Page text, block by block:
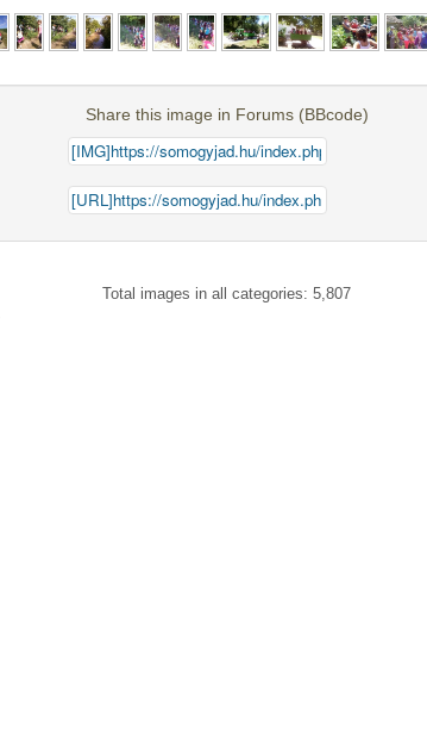
Share this image in Forums (BBcode)
Total images in all categories: 5,807